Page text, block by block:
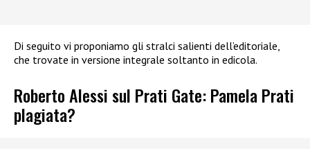
Di seguito vi proponiamo gli stralci salienti dell’editoriale,
che trovate in versione integrale soltanto in edicola.
Roberto Alessi sul Prati Gate: Pamela Prati
plagiata?